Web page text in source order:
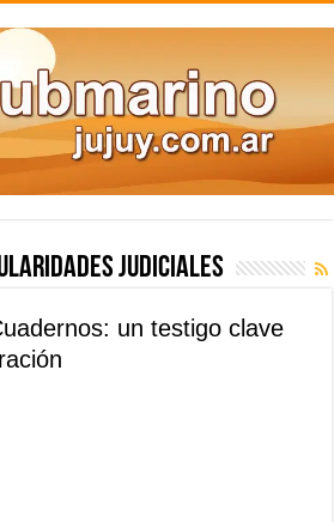
judiciales
un testigo clave